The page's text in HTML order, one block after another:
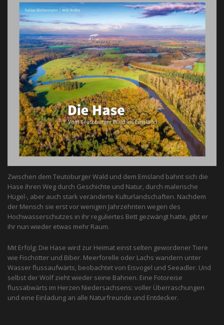
Zwischen dem Teutoburger Wald und dem Emsland bahnt sich die
Hase ihren Weg durch Geschichte und Natur, durch malerische
Hügel-, aber auch stark veränderte Kulturlandschaften. Nachdem
der Mensch sie erst vor wenigen Jahrzehnten wegen des
Hochwasserschutzes in ihr reguliertes Bett gezwängt hatte, gibt er
ihr nun wieder etwas mehr Raum.
Mit Erfolg: Die Hase wird zur Heimat einst selten gewordener Tiere
wie Fischotter und Biber. Meerforelle oder Lachs wandern unter
Wasser flussaufwärts, beobachtet von Eis­vogel und See­adler. Und
selbst der Wolf zieht wieder seine Bahnen. Eine Fotoreise
flussabwärts im Herzen Niedersachsens: voller Überraschungen
und eine Einladung an alle ­Naturfreunde und Entdecker.